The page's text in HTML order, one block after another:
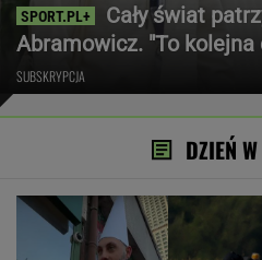
Cały świat
Abramowicz. "To kolejna
SUBSKRYPCJA
DZIEŃ